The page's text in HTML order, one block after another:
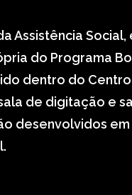
Assistência Social,
do Programa
dentro do
de digitação e
desenvolvidos em